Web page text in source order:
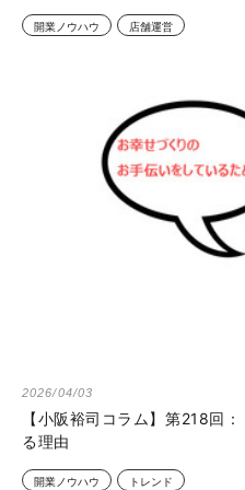
開業ノウハウ 店舗運営
2026/04/03
【小阪裕司コラム】第218回
る理由
開業ノウハウ トレンド